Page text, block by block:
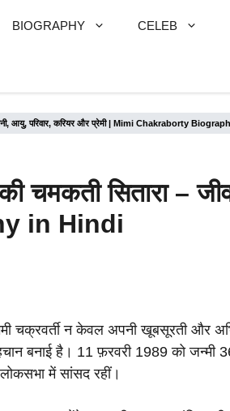
BIOGRAPHY CELEB
जीवनी, आयु, परिवार, करियर और प्रेमी | Mimi Chakraborty
की चमकती सितारा –
in Hindi
चक्रवर्ती न केवल अपनी खूबसूरती और
बनाई है। 11 फ़रवरी 1989 को जन्मी 36
में सांसद रहीं।